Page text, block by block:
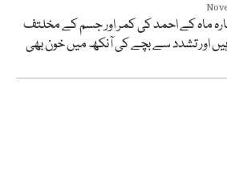
ماہ کے احمد کی کمر اور جسم کے مخلتف
اور تشدد سے بچے کی آنکھ میں خون بھی